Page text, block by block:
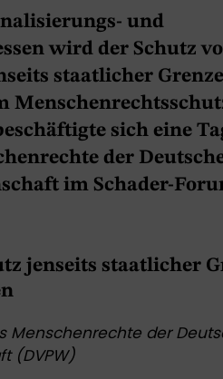
und
wird der Schutz
staatlicher
sich eine
der
im Schader-
jenseits staatlicher
Menschenrechte der
(DVPW)